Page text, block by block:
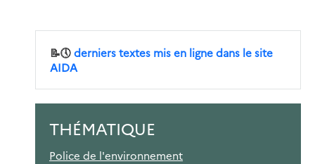
📝🕔derniers textes mis en ligne dans le site
AIDA
THÉMATIQUE
Police de l'environnement